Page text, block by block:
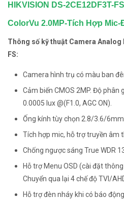
HIKVISION DS-2CE12DF3T-
ColorVu 2.0MP-Tích Hợp Mic-
Thông số kỹ thuật Camera Analog
FS:
Camera hình trụ có màu ban
Cảm biến CMOS 2MP. Độ phân
0.0005 lux @(F1.0, AGC ON).
Ống kính tùy chọn 2.8/3.6/
Tích hợp mic, hỗ trợ truyền âm
Chống ngược sáng True WDR
Hỗ trợ Menu OSD (cài đặt
Chuyển qua lại 4 chế độ TVI/
Hỗ trợ đèn nháy khi có báo động.